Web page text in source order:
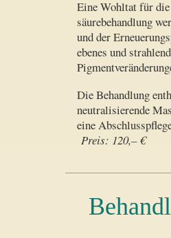
Eine Wohltat für
säure­behand­lung
und der
ebenes und
Die Behandlung
neutralisierende
eine
Preis: 120,– €